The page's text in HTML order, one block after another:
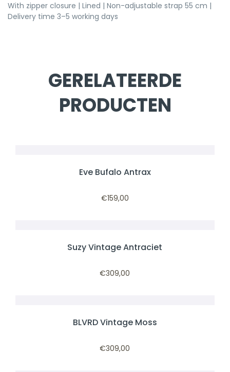
With zipper closure | Lined | Non-adjustable strap 55 cm |
Delivery time 3–5 working days
GERELATEERDE
PRODUCTEN
Eve Bufalo Antrax
€159,00
Suzy Vintage Antraciet
€309,00
BLVRD Vintage Moss
€309,00